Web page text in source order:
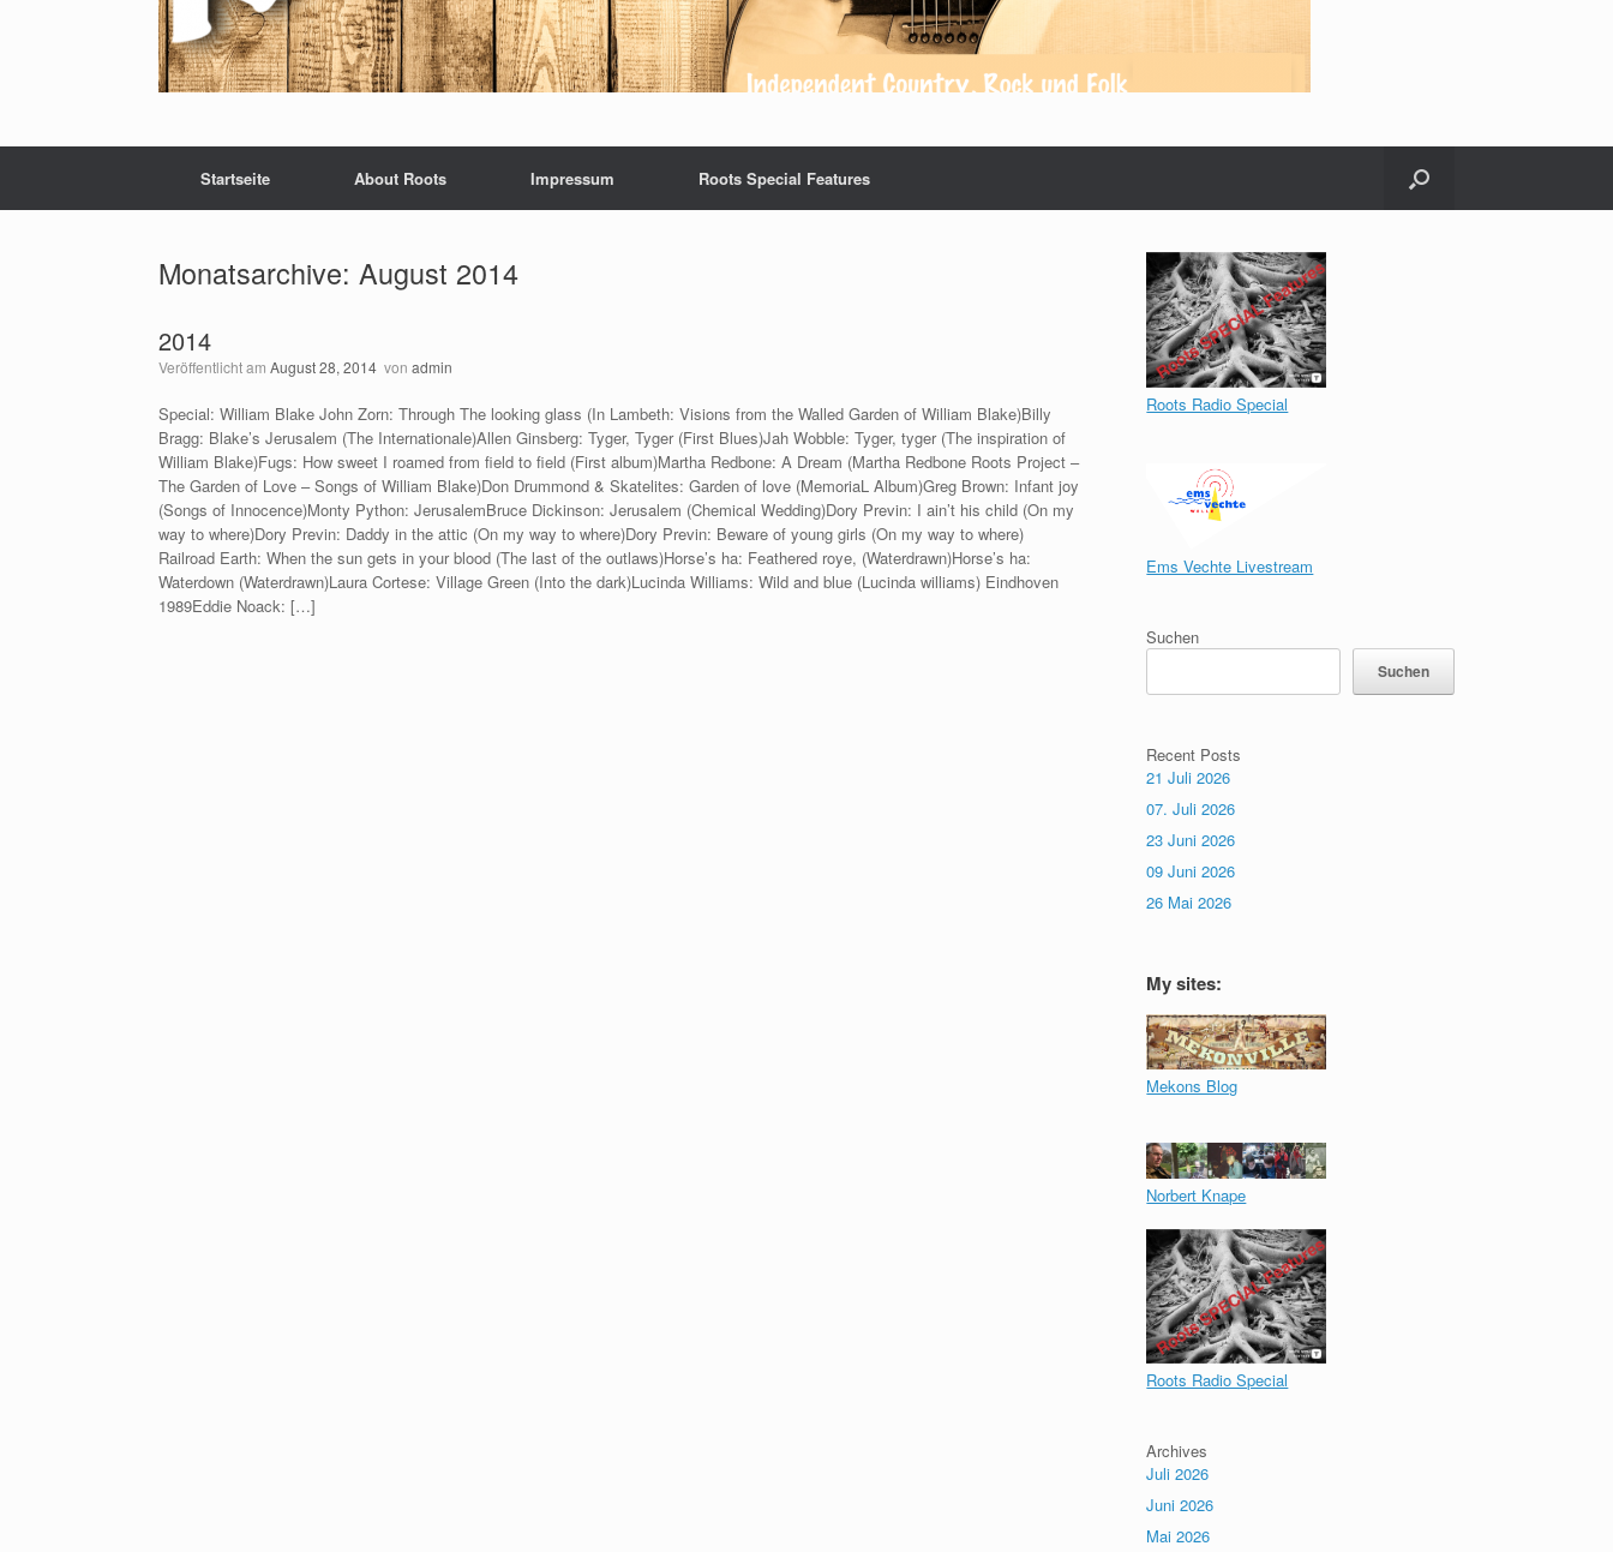
Startseite About Roots Impressum Roots Special Features
Monatsarchive: August 2014
2014
Veröffentlicht am August 28, 2014 von admin
Special: William Blake John Zorn: Through The looking glass (In Lambeth: Visions from the Walled Garden of William Blake)Billy
Bragg: Blake’s Jerusalem (The Internationale)Allen Ginsberg: Tyger, Tyger (First Blues)Jah Wobble: Tyger, tyger (The inspiration of
William Blake)Fugs: How sweet I roamed from field to field (First album)Martha Redbone: A Dream (Martha Redbone Roots Project –
The Garden of Love – Songs of William Blake)Don Drummond & Skatelites: Garden of love (MemoriaL Album)Greg Brown: Infant joy
(Songs of Innocence)Monty Python: JerusalemBruce Dickinson: Jerusalem (Chemical Wedding)Dory Previn: I ain’t his child (On my
way to where)Dory Previn: Daddy in the attic (On my way to where)Dory Previn: Beware of young girls (On my way to where)
Railroad Earth: When the sun gets in your blood (The last of the outlaws)Horse’s ha: Feathered roye, (Waterdrawn)Horse’s ha:
Waterdown (Waterdrawn)Laura Cortese: Village Green (Into the dark)Lucinda Williams: Wild and blue (Lucinda williams) Eindhoven
1989Eddie Noack: […]
Roots Radio Special
Ems Vechte Livestream
Suchen
Suchen
Recent Posts
21 Juli 2026
07. Juli 2026
23 Juni 2026
09 Juni 2026
26 Mai 2026
My sites:
Mekons Blog
Norbert Knape
Roots Radio Special
Archives
Juli 2026
Juni 2026
Mai 2026